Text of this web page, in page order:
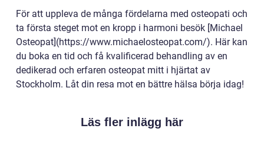
För att uppleva de många fördelarna med osteopati och
ta första steget mot en kropp i harmoni besök [Michael
Osteopat](https://www.michaelosteopat.com/). Här kan
du boka en tid och få kvalificerad behandling av en
dedikerad och erfaren osteopat mitt i hjärtat av
Stockholm. Låt din resa mot en bättre hälsa börja idag!
Läs fler inlägg här